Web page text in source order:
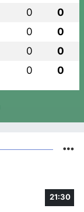
0 0
0 0
0 0
0 0
21:30